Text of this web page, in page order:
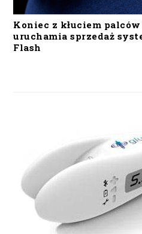
Koniec z kłuciem
uruchamia sprzedaż
Flash